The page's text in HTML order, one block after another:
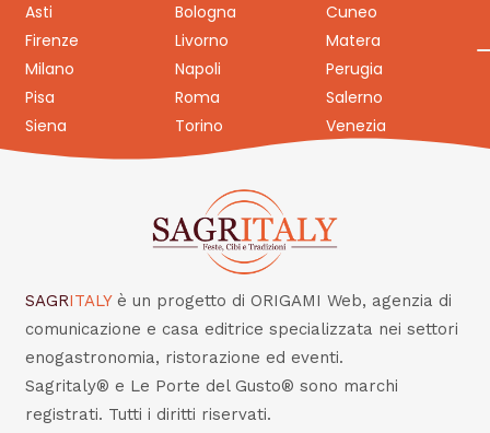
Asti Bologna
Cuneo
Firenze
Livorno
Matera
Milano
Napoli
Perugia
Pisa
Roma
Salerno
Siena
Torino Venezia
SAGRITALY è un progetto di ORIGAMI Web, agenzia di
comunicazione e casa editrice specializzata nei settori
enogastronomia, ristorazione ed eventi.
Sagritaly® e Le Porte del Gusto® sono marchi
registrati. Tutti i diritti riservati.